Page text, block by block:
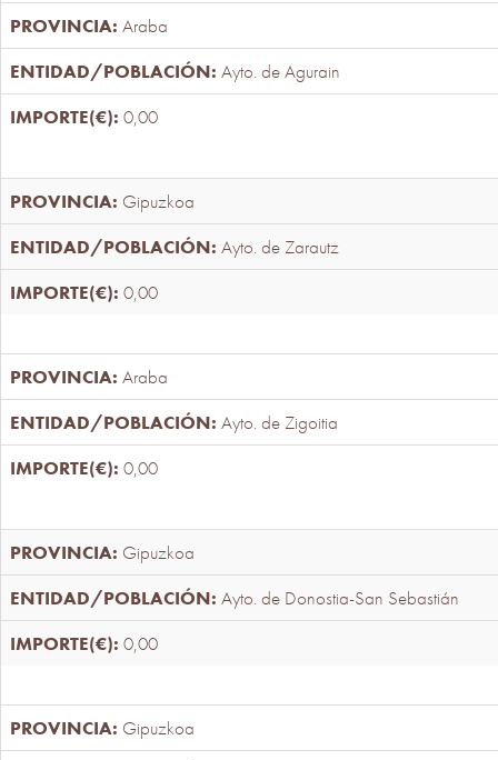
Araba
Ayto. de Agurain
0,00
Gipuzkoa
Ayto. de Zarautz
0,00
Araba
Ayto. de Zigoitia
0,00
Gipuzkoa
Ayto. de Donostia-San Sebastián
0,00
Gipuzkoa